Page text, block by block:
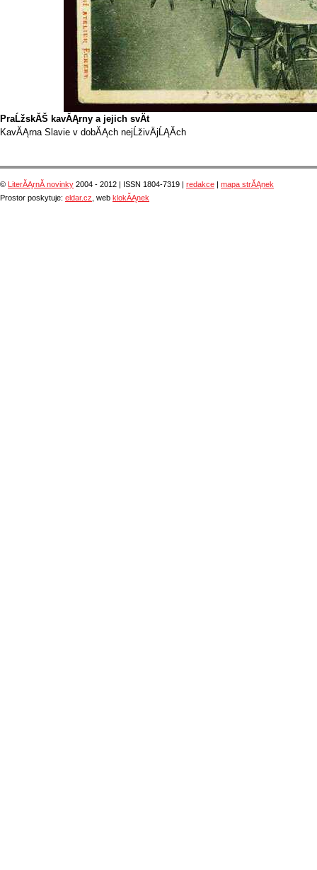
PraĹžskĂŠ kavĂĄrny a jejich svÄt
KavĂĄrna Slavie v dobĂĄch nejĹživÄjĹĄĂ­ch
© LiterĂĄrnĂ­ novinky 2004 - 2012 | ISSN 1804-7319 | redakce
mapa strĂĄnek
Prostor poskytuje: eldar.cz , web klokĂĄnek